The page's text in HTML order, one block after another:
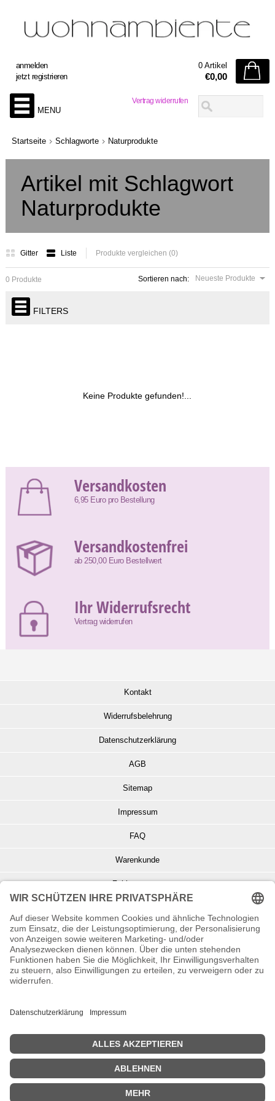
Vertrag widerrufen
anmelden
jetzt registrieren
0 Artikel
€0,00
MENU
Startseite Schlagworte Naturprodukte
Artikel mit Schlagwort
Naturprodukte
Gitter Liste Produkte vergleichen (0)
Sortieren nach: Neueste Produkte
0 Produkte
FILTERS
Keine Produkte gefunden!...
Versandkosten
6,95 Euro pro Bestellung
Versandkostenfrei
ab 250,00 Euro Bestellwert
Ihr Widerrufsrecht
Vertrag widerrufen
Kontakt
Widerrufsbelehrung
Datenschutzerklärung
AGB
Sitemap
Impressum
FAQ
Warenkunde
Zahlungsarten
Info zu Elektro- u. Elektronikgeräten
Batterieentsorgung
Informationen zur Echtheit von Kundenbewertungen
© Copyright 2026 Wohnambiente-Shop